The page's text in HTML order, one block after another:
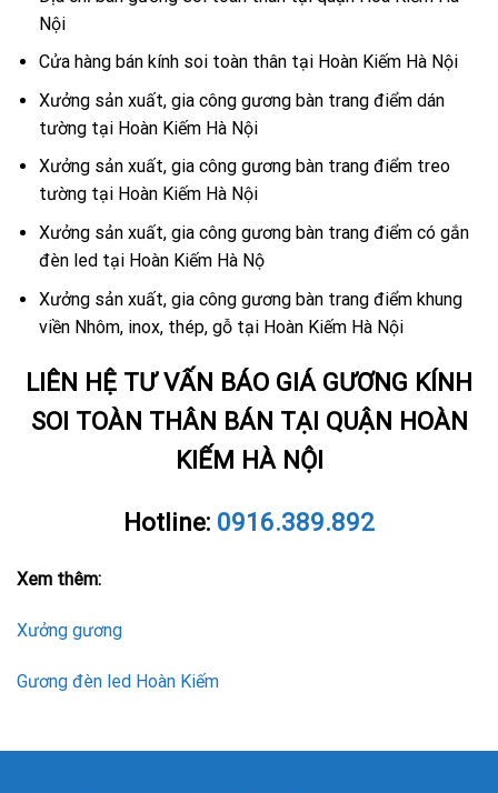
Nội
Cửa hàng bán kính soi toàn thân tại Hoàn Kiếm Hà Nội
Xưởng sản xuất, gia công gương bàn trang điểm dán
tường tại Hoàn Kiếm Hà Nội
Xưởng sản xuất, gia công gương bàn trang điểm treo
tường tại Hoàn Kiếm Hà Nội
Xưởng sản xuất, gia công gương bàn trang điểm có gắn
đèn led tại Hoàn Kiếm Hà Nộ
Xưởng sản xuất, gia công gương bàn trang điểm khung
viền Nhôm, inox, thép, gỗ tại Hoàn Kiếm Hà Nội
LIÊN HỆ TƯ VẤN BÁO GIÁ GƯƠNG KÍNH
SOI TOÀN THÂN BÁN TẠI QUẬN HOÀN
KIẾM HÀ NỘI
Hotline: 0916.389.892
Xem thêm:
Xưởng gương
Gương đèn led Hoàn Kiếm